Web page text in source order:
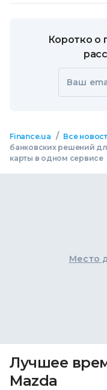
Коротко о
Ваш
Finance.ua / Все
банковских решений
карты в одном сервисе
Место
Лучшее
Mazda